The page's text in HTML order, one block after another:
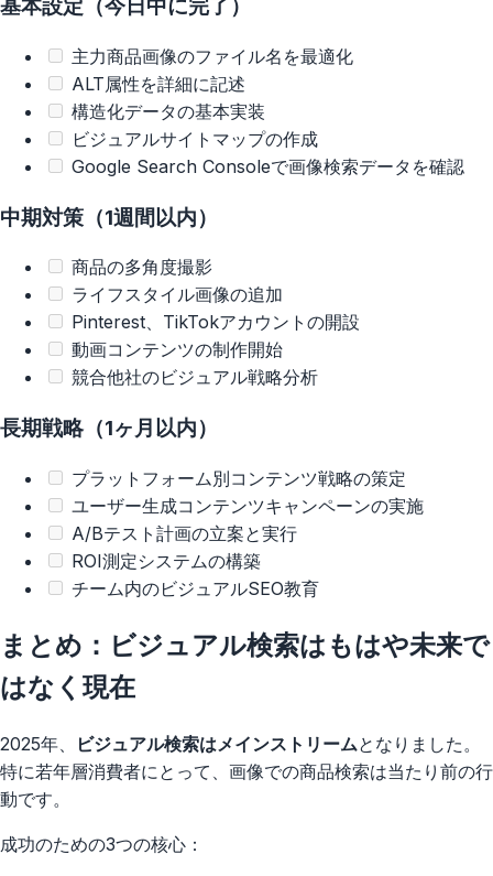
基本設定（今日中に完了）
主力商品画像のファイル名を最適化
ALT属性を詳細に記述
構造化データの基本実装
ビジュアルサイトマップの作成
Google Search Consoleで画像検索データを確認
中期対策（1週間以内）
商品の多角度撮影
ライフスタイル画像の追加
Pinterest、TikTokアカウントの開設
動画コンテンツの制作開始
競合他社のビジュアル戦略分析
長期戦略（1ヶ月以内）
プラットフォーム別コンテンツ戦略の策定
ユーザー生成コンテンツキャンペーンの実施
A/Bテスト計画の立案と実行
ROI測定システムの構築
チーム内のビジュアルSEO教育
まとめ：ビジュアル検索はもはや未来で
はなく現在
2025年、 ビジュアル検索はメインストリームとなりました。
特に若年層消費者にとって、画像での商品検索は当たり前の行
動です。
成功のための3つの核心：